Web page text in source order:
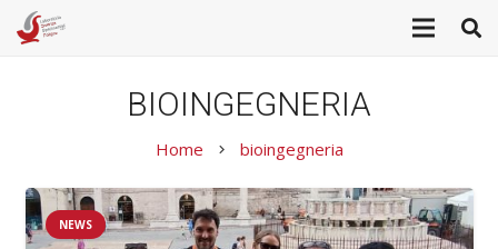
BIOINGEGNERIA
Home keyboard_arrow_right bioingegneria
NEWS